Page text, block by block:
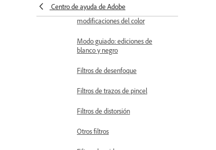
Centro de ayuda de Adobe
Modo de edición Guiada:
modificaciones del color
Modo guiado: ediciones de
blanco y negro
Filtros de desenfoque
Filtros de trazos de pincel
Filtros de distorsión
Otros filtros